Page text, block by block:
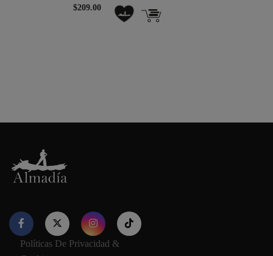
$209.00
experiencia de navegación e información relevante. Antes de
continuar utilizando nuestro sitio web, acepte nuestros
Políticas De Privacidad &